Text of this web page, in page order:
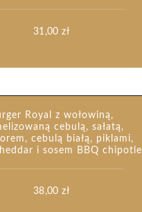
31,00zł
Royal z wołowiną,
cebulą, sałatą,
cebulą białą, piklami,
i sosem BBQ chipotle
38,00zł